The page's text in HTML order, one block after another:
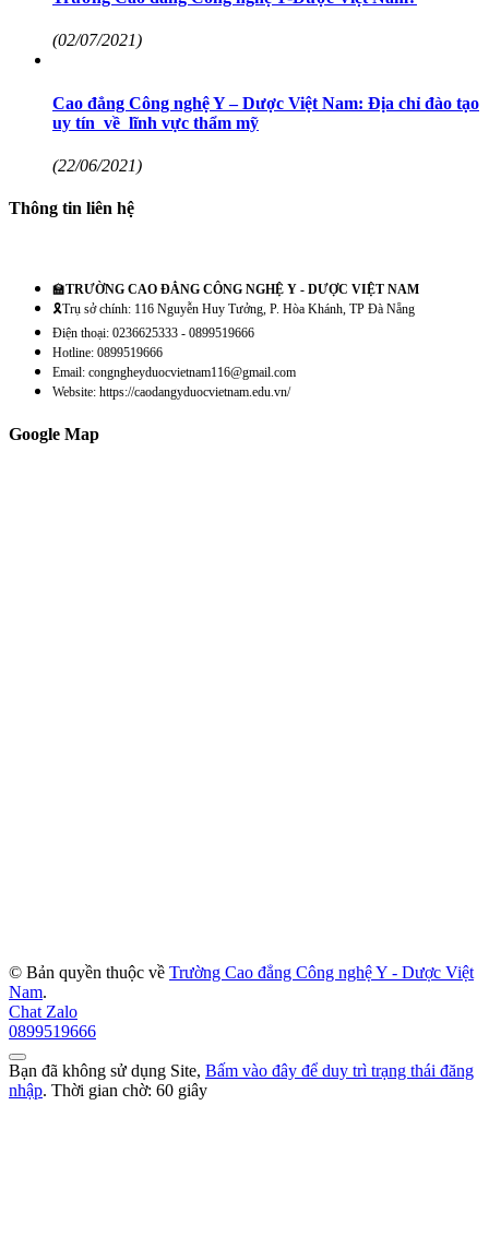
(02/07/2021)
Cao đẳng Công nghệ Y – Dược Việt Nam: Địa chỉ đào tạo
uy tín về lĩnh vực thẩm mỹ
(22/06/2021)
Thông tin liên hệ
🏫TRƯỜNG CAO ĐẲNG CÔNG NGHỆ Y - DƯỢC VIỆT NAM
🎗️Trụ sở chính: 116 Nguyễn Huy Tưởng, P. Hòa Khánh, TP Đà Nẵng
Điện thoại: 0236625333 - 0899519666
Hotline: 0899519666
Email: congngheyduocvietnam116@gmail.com
Website: https://caodangyduocvietnam.edu.vn/
Google Map
© Bản quyền thuộc về Trường Cao đẳng Công nghệ Y - Dược Việt
Nam.
Chat Zalo
0899519666
Bạn đã không sử dụng Site, Bấm vào đây để duy trì trạng thái đăng
nhập. Thời gian chờ: 60 giây